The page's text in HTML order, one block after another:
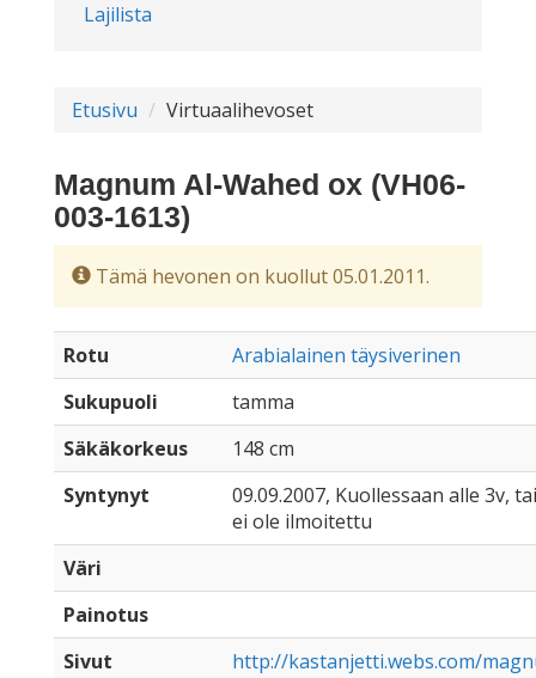
Lajilista
Etusivu Virtuaalihevoset
Magnum Al-Wahed ox (VH06-
003-1613)
Tämä hevonen on kuollut 05.01.2011.
Rotu
Arabialainen täysiverinen
Sukupuoli
tamma
Säkäkorkeus
148 cm
Syntynyt
09.09.2007, Kuollessaan alle 3v,
ei ole ilmoitettu
Väri
Painotus
Sivut
http://kastanjetti.webs.com/